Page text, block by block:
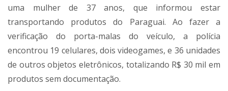
uma mulher de 37 anos, que informou estar
transportando produtos do Paraguai. Ao fazer a
verificação do porta-malas do veículo, a polícia
encontrou 19 celulares, dois videogames, e 36 unidades
de outros objetos eletrônicos, totalizando R$ 30 mil em
produtos sem documentação.